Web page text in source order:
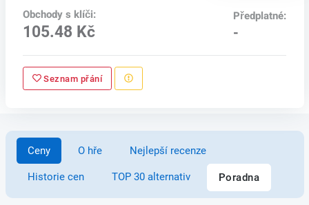
Obchody s klíči:
105.48 Kč
Předplatné:
-
Seznam přání
Ceny O hře Nejlepší recenze
Historie cen TOP 30 alternativ Poradna